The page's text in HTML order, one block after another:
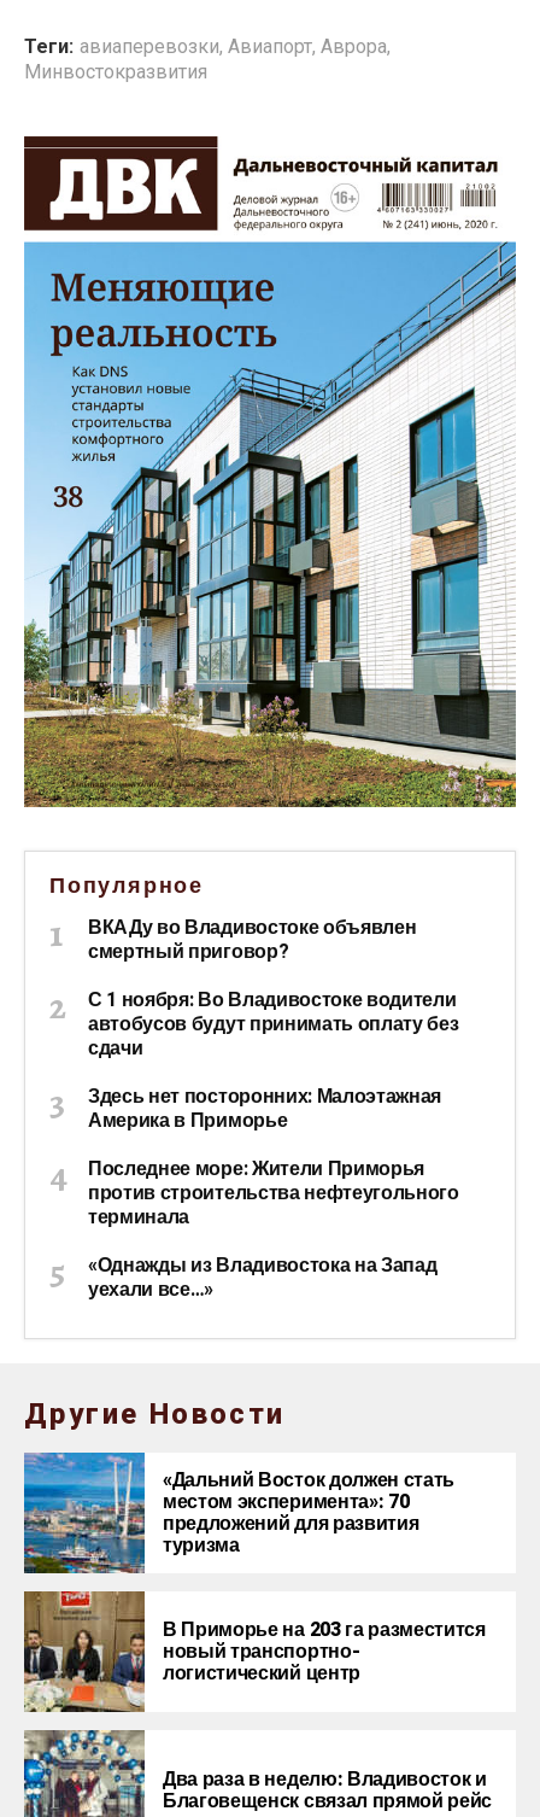
Теги: авиаперевозки, Авиапорт, Аврора,
Минвостокразвития
Популярное
ВКАДу во Владивостоке объявлен
смертный приговор?
С 1 ноября: Во Владивостоке водители
автобусов будут принимать оплату без
сдачи
Здесь нет посторонних: Малоэтажная
Америка в Приморье
Последнее море: Жители Приморья
против строительства нефтеугольного
терминала
«Однажды из Владивостока на Запад
уехали все…»
Другие Новости
«Дальний Восток должен стать
местом эксперимента»: 70
предложений для развития
туризма
В Приморье на 203 га разместится
новый транспортно-
логистический центр
Два раза в неделю: Владивосток и
Благовещенск связал прямой рейс